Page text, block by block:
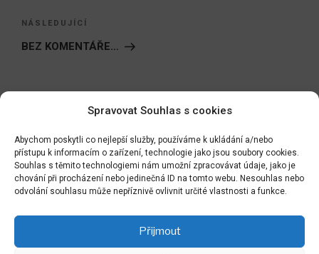
Spravovat Souhlas s cookies
Abychom poskytli co nejlepší služby, používáme k ukládání a/nebo
přístupu k informacím o zařízení, technologie jako jsou soubory cookies.
Souhlas s těmito technologiemi nám umožní zpracovávat údaje, jako je
chování při procházení nebo jedinečná ID na tomto webu. Nesouhlas nebo
odvolání souhlasu může nepříznivě ovlivnit určité vlastnosti a funkce.
Přijmout
Následující
příspěvek
NÁSLEDUJÍCÍ
BEZ KOMENTÁŘE…
Zpět do LABYRINTU
NEJNOVĚJŠÍ AKTUALITY